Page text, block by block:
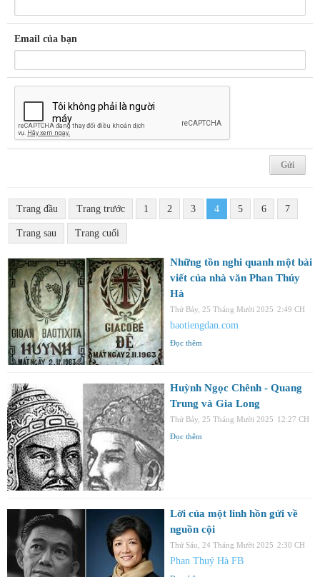
Email của bạn
Trang đầu Trang trước 1 2 3 4 5 6 7
Trang sau Trang cuối
Những tồn nghi quanh một bài
viết của nhà văn Phan Thúy
Hà
Thứ Bảy, 25 Tháng Mười 2025 2:49 CH
baotiengdan.com
Đọc thêm
Huỳnh Ngọc Chênh - Quang
Trung và Gia Long
Thứ Bảy, 25 Tháng Mười 2025 12:27 CH
Đọc thêm
Lời của một linh hồn gửi về
nguồn cội
Thứ Sáu, 24 Tháng Mười 2025 2:30 CH
Phan Thuý Hà FB